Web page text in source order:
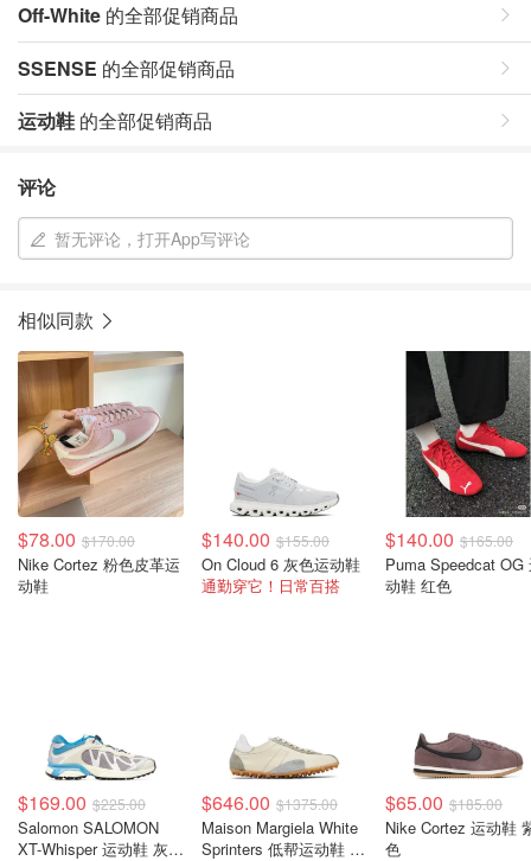
Off-White 的全部促销商品
SSENSE 的全部促销商品
运动鞋 的全部促销商品
评论
暂无评论，打开App写评论
相似同款
$78.00 $170.00
Nike Cortez 粉色皮革运
动鞋
$140.00 $155.00
On Cloud 6 灰色运动鞋
通勤穿它！日常百搭
$140.00 $165.00
Puma Speedcat OG
动鞋 红色
$169.00 $225.00
Salomon SALOMON
XT-Whisper 运动鞋 灰蓝
$646.00 $1375.00
Maison Margiela White
Sprinters 低帮运动鞋 白
$65.00 $185.00
Nike Cortez 运动鞋
色